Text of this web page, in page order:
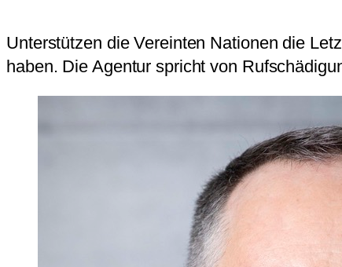
Unterstützen die Vereinten Nationen die
haben. Die Agentur spricht von